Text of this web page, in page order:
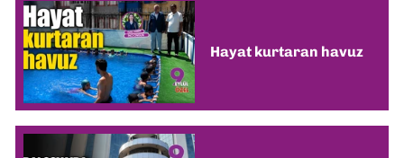
Hayat kurtaran havuz